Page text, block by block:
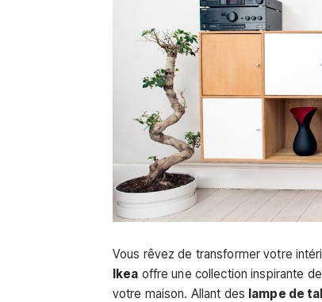
Vous rêvez de transformer votre
Ikea offre une collection inspirante de
votre maison. Allant des lampe de